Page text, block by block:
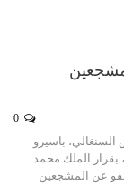
السنغالي، باسيرو
بقرار الملك محمد
عن المشجعين